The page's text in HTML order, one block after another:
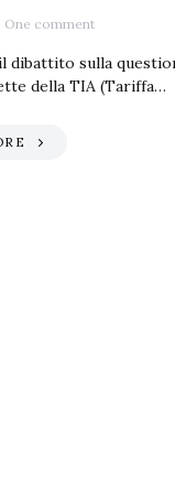
One comment
dibattito sulla
della TIA (Tariffa…